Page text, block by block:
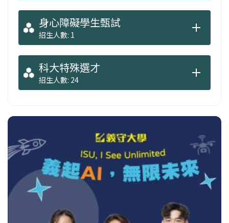
https://pmi.stust.edu.tw/
身心障礙學生甄試
招生人數: 1
科大特殊選才
招生人數: 24